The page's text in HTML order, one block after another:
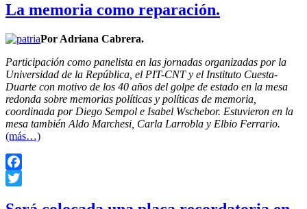
La memoria como reparación.
Por Adriana Cabrera.
Participación como panelista en las jornadas organizadas por la
Universidad de la República, el PIT-CNT y el Instituto Cuesta-
Duarte con motivo de los 40 años del golpe de estado en la mesa
redonda sobre memorias políticas y políticas de memoria,
coordinada por Diego Sempol e Isabel Wschebor. Estuvieron en la
mesa también Aldo Marchesi, Carla Larrobla y Elbio Ferrario.
(más…)
Facebook